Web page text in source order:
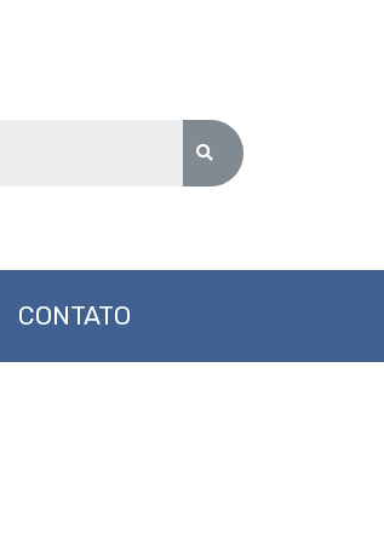
CONTATO